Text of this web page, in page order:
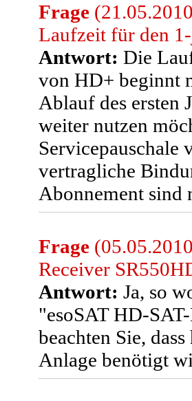
Frage
Laufzeit für den
Antwort: Die
von HD+ beginnt
Ablauf des ersten
weiter nutzen
Servicepauschale
vertragliche
Abonnement sind
Frage
Receiver
Antwort: Ja, so
"esoSAT HD-
beachten Sie,
Anlage benötigt